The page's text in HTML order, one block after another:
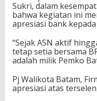
Sukri, dalam
bahwa kegiatan ini
apresiasi bank
“Sejak ASN aktif
tetap setia bersama
adalah milik Pemko
Pj Walikota Batam,
apresiasi atas